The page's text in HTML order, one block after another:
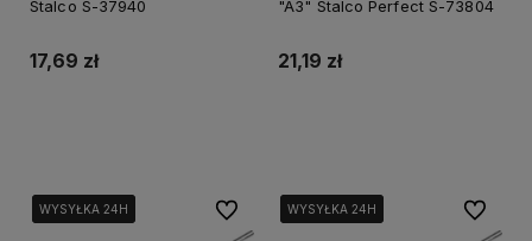
Stalco S-37940
17,69 zł
"A3" Stalco Perfect S-73804
21,19 zł
WYSYŁKA 24H
WYSYŁKA 24H
WYSYŁKA 24H Do ulubionychWYSYŁKA 24H
WYSYŁKA 24H
WYSYŁKA 24H Do